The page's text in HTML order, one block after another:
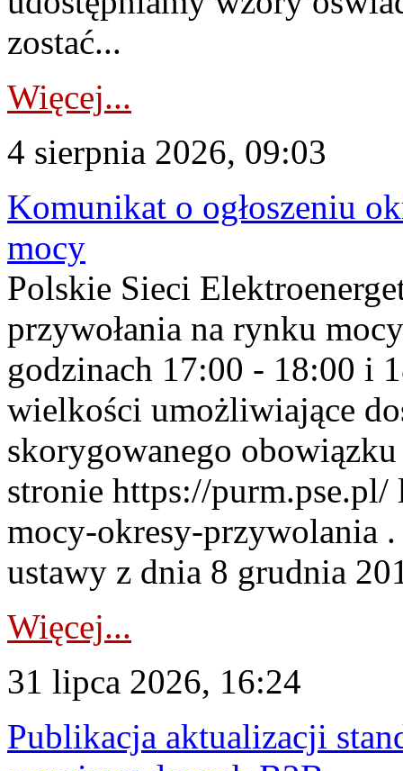
zostać...
Więcej...
4 sierpnia 2026, 09:03
Komunikat o ogłoszeniu
mocy
Polskie Sieci
przywołania na rynku
godzinach 17:00 - 18:00 i
wielkości umożliwiające
skorygowanego
stronie https://
mocy-okresy-przywolania
ustawy z dnia 8 grudnia
Więcej...
31 lipca 2026, 16:24
Publikacja aktualizacji